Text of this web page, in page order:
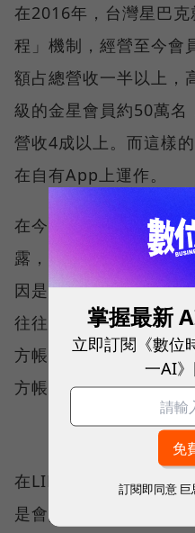
在2016年，台灣星巴
程」機制，經營至今會
額占總營收一半以上，
級的金星會員約50萬名
營收4成以上。而這樣
在自有App上運作。
在今年1月推出咖啡訂
露，之所以選擇在
因是觀察到，消費者剛
往往會先選擇追蹤
方帳號來追蹤新品、促
方帳號累積的好友，大
在LINE官方帳號經營
是會員的新客。在推出
掌握最新
立即訂閱《數位
一AI
訂閱即同意 巨